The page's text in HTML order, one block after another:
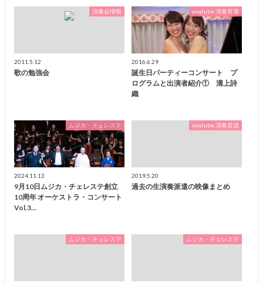
演奏会情報
2011.5.12
歌の勉強会
youtube 演奏音源
2016.6.29
誕生日パーティーコンサート プ
ログラムと出演者紹介① 溝上詩
織
ムジカ・チェレステ
2024.11.13
9月10日ムジカ・チェレステ創立
10周年 オーケストラ・コンサート
Vol.3…
youtube 演奏音源
2019.5.20
過去の生演奏派遣の映像まとめ
ムジカ・チェレステ ムジカ・チェレステ